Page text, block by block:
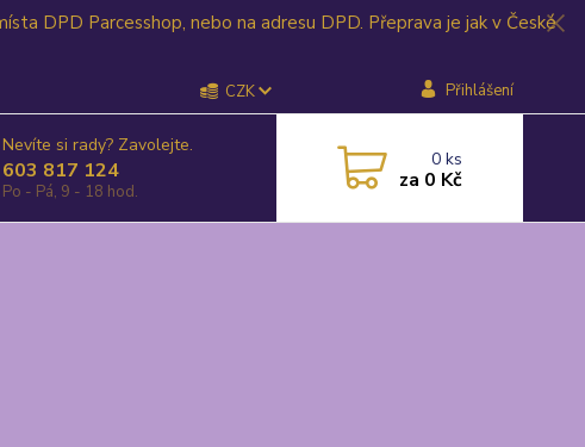
DPD Parcesshop, nebo na adresu DPD. Přeprava je jak v České
CZK Přihlášení
Nevíte si rady? Zavolejte.
603 817 124
Po - Pá, 9 - 18 hod.
0ks
za 0 Kč